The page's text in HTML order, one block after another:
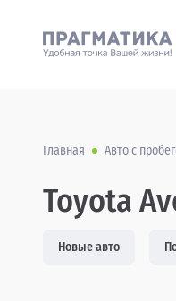
Главная Авто с
Toyota
Новые авто